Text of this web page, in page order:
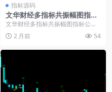
指标源码
文华财经多指标共振幅图指标
公式
文华财经多指标共振幅图指标公
式： 操作线:=EMA(CLOSE,15),LIN
E... 2 月前 54